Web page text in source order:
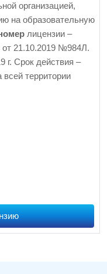
организацией,
на образовательную
лицензии –
от 21.10.2019 №984Л.
г. Срок действия –
всей территории